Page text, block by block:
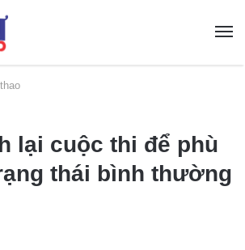
lại cuộc thi để phù
thái bình thường